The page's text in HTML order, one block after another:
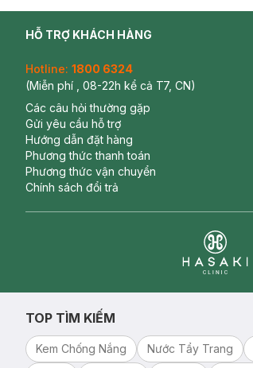
HỖ TRỢ KHÁCH HÀNG
Hotline: 1800 6324
(Miễn phí , 08-22h kể cả T7, CN)
Các câu hỏi thường gặp
Gửi yêu cầu hỗ trợ
Hướng dẫn đặt hàng
Phương thức thanh toán
Phương thức vận chuyển
Chính sách đổi trả
TOP TÌM KIẾM
Kem Chống Nắng Nước Tẩy Trang